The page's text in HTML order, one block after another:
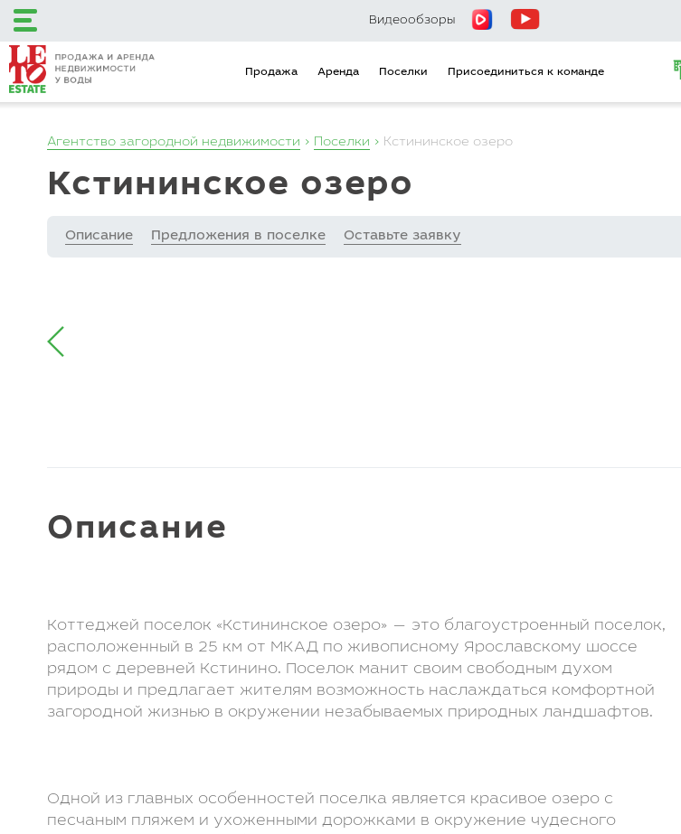
+7 (495) 120-12-48
+7 (499) 110-16-34
Объекты на карте
Городская недвижимость
Видеообзоры
Продажа Аренда Поселки Присоединиться к команде
Агентство загородной недвижимости Поселки Кстининское озеро
Кстининское озеро
Описание Предложения в поселке Оставьте заявку
Описание
Коттеджей поселок «Кстининское озеро» — это благоустроенный поселок,
расположенный в 25 км от МКАД по живописному Ярославскому шоссе
рядом с деревней Кстинино. Поселок манит своим свободным духом
природы и предлагает жителям возможность наслаждаться комфортной
загородной жизнью в окружении незабываемых природных ландшафтов.
Одной из главных особенностей поселка является красивое озеро с
песчаным пляжем и ухоженными дорожками в окружение чудесного